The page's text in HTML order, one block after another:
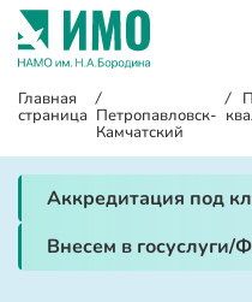
Главная
страница
/
Петропавловск-
Камчатский
/
Аккредитация под
Внесем в